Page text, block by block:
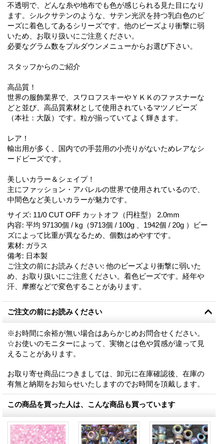
不透明で、どんな糸や地布でも色が感じられる見た目になり
ます。シルクサテンのような、サテン光沢を持つ乳白色のビ
ーズに着色してあるシリーズです。他のビーズより衝撃に弱
いため、お取り扱いにご注意ください。
必要なグラム数をプルダウンメニューからお選び下さい。
スタッフからのご紹介
高品質！
世界の服飾業界で、スワロフスキーやＹＫＫのファスナーな
どと並び、高品質素材として使用されているマツノビーズ
（本社：大阪）です。粒が揃っていてよく輝きます。
レア！
輸出用が多く、国内での手芸用の小売りがないためレアなシ
ードビーズです。
美しいカラー＆シェイプ！
主にファッション・アパレルの世界で使用されているので、
中間色など美しいカラーが魅力です。
サイズ: 11/0 CUT OFF カットオフ（円柱型） 2.0mm
内容: 平均 97130個 / kg（9713個 / 100g 、1942個 / 20g ）ビー
ズによって比重が異なるため、個数はめやすです。
素材: ガラス
備考: 日本製
ご注文の前にお読みください: 他のビーズより衝撃に弱いた
め、お取り扱いにご注意ください。着色ビーズです。経年や
汗、摩擦などで変色することがあります。
ご注文の前にお読みください
※お時間に余裕が無い場合はあらかじめお問合せください。
☆お使いのモニターによって、実物とは色や質感が違って見
えることがあります。
お取り寄せ商品につきましては、卸元に在庫確認後、在庫の
有無と納期をお知らせいたしますのでお時間を頂戴します。
この商品を買った人は、こんな商品も買っています